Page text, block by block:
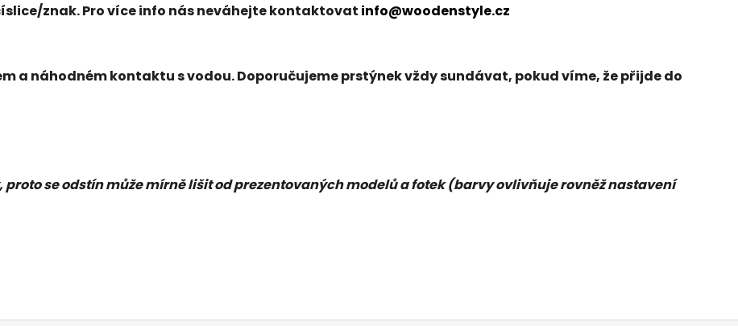
znak. Pro více info nás neváhejte kontaktovat info@woodenstyle.cz
a náhodném kontaktu s vodou. Doporučujeme prstýnek vždy sundávat, pokud víme, že přijde do
se odstín může mírně lišit od prezentovaných modelů a fotek (barvy ovlivňuje rovněž nastavení